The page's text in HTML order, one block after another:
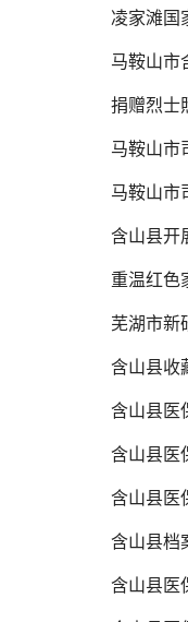
凌家滩国
马鞍山市
捐赠烈士
马鞍山市
马鞍山市
含山县开
重温红色
芜湖市新
含山县收
含山县医
含山县医
含山县医
含山县档
含山县医